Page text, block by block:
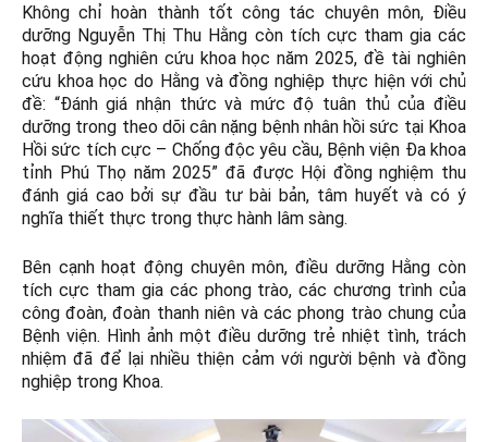
Không chỉ hoàn thành tốt công tác chuyên môn, Điều
dưỡng Nguyễn Thị Thu Hằng còn tích cực tham gia các
hoạt động nghiên cứu khoa học năm 2025, đề tài nghiên
cứu khoa học do Hằng và đồng nghiệp thực hiện với chủ
đề: “Đánh giá nhận thức và mức độ tuân thủ của điều
dưỡng trong theo dõi cân nặng bệnh nhân hồi sức tại Khoa
Hồi sức tích cực – Chống độc yêu cầu, Bệnh viện Đa khoa
tỉnh Phú Thọ năm 2025” đã được Hội đồng nghiệm thu
đánh giá cao bởi sự đầu tư bài bản, tâm huyết và có ý
nghĩa thiết thực trong thực hành lâm sàng.
Bên cạnh hoạt động chuyên môn, điều dưỡng Hằng còn
tích cực tham gia các phong trào, các chương trình của
công đoàn, đoàn thanh niên và các phong trào chung của
Bệnh viện. Hình ảnh một điều dưỡng trẻ nhiệt tình, trách
nhiệm đã để lại nhiều thiện cảm với người bệnh và đồng
nghiệp trong Khoa.